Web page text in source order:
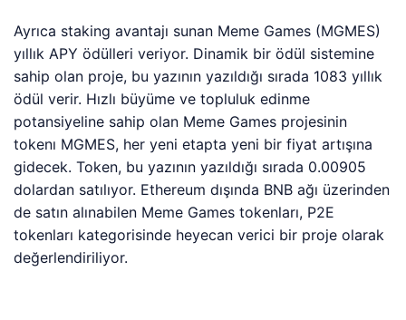
Ayrıca staking avantajı sunan Meme Games (MGMES)
yıllık APY ödülleri veriyor. Dinamik bir ödül sistemine
sahip olan proje, bu yazının yazıldığı sırada 1083 yıllık
ödül verir. Hızlı büyüme ve topluluk edinme
potansiyeline sahip olan Meme Games projesinin
tokenı MGMES, her yeni etapta yeni bir fiyat artışına
gidecek. Token, bu yazının yazıldığı sırada 0.00905
dolardan satılıyor. Ethereum dışında BNB ağı üzerinden
de satın alınabilen Meme Games tokenları, P2E
tokenları kategorisinde heyecan verici bir proje olarak
değerlendiriliyor.